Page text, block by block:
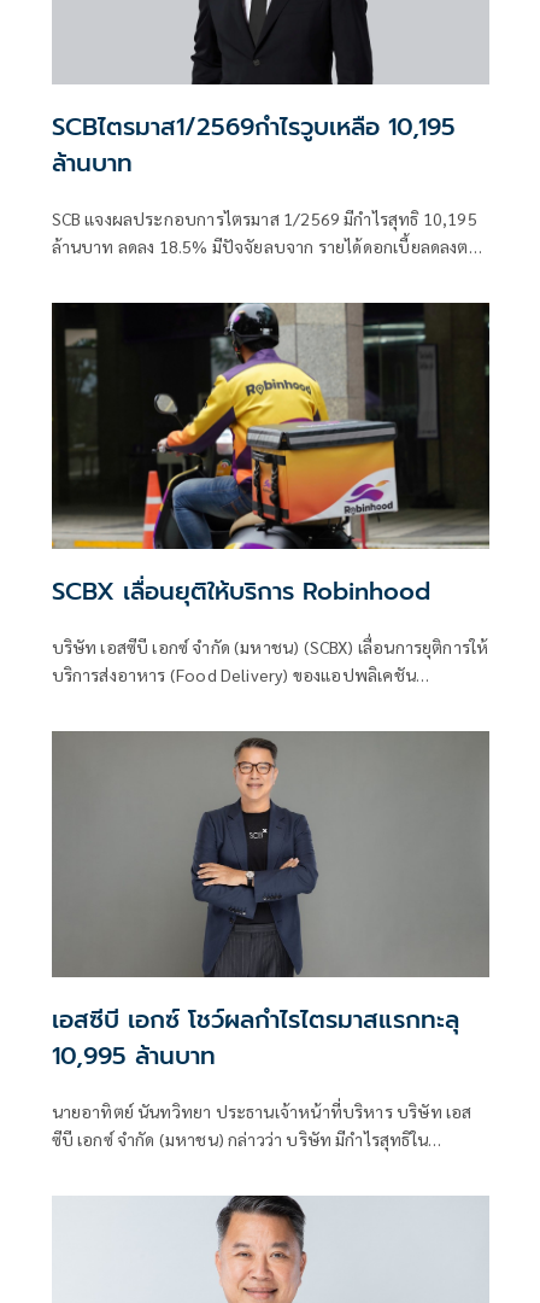
SCBไตรมาส1/2569กำไรวูบเหลือ 10,195
ล้านบาท
SCB แจงผลประกอบการไตรมาส 1/2569 มีกำไรสุทธิ 10,195
ล้านบาท ลดลง 18.5% มีปัจจัยลบจาก รายได้ดอกเบี้ยลดลงตาม
ในการดำเนินงานให้ลดลงได้ 2.3%
SCBX เลื่อนยุติให้บริการ Robinhood
บริษัท เอสซีบี เอกซ์ จำกัด (มหาชน) (SCBX) เลื่อนการยุติการให้
บริการส่งอาหาร (Food Delivery) ของแอปพลิเคชัน
เอสซีบี เอกซ์ โชว์ผลกำไรไตรมาสแรกทะลุ
10,995 ล้านบาท
นายอาทิตย์ นันทวิทยา ประธานเจ้าหน้าที่บริหาร บริษัท เอส
ซีบี เอกซ์ จำกัด (มหาชน) กล่าวว่า บริษัท มีกำไรสุทธิใน